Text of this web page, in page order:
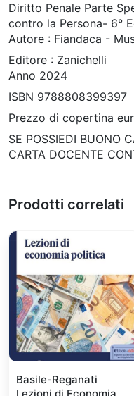
Diritto Penale Parte
contro la Persona- 6°
Autore : Fiandaca -
Editore : Zanichelli
Anno 2024
ISBN 9788808399397
Prezzo di copertina
SE POSSIEDI BUONO
CARTA DOCENTE
Prodotti correlati
Basile-Reganati